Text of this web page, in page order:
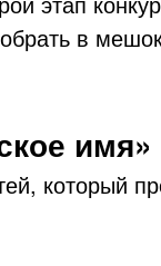
в
имя»
который